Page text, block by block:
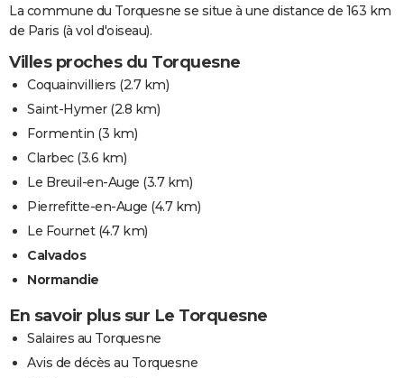
La commune du Torquesne se situe à une distance de 163 km
de Paris (à vol d'oiseau).
Villes proches du Torquesne
Coquainvilliers (2.7 km)
Saint-Hymer(2.8 km)
Formentin (3 km)
Clarbec(3.6 km)
Le Breuil-en-Auge (3.7 km)
Pierrefitte-en-Auge (4.7 km)
Le Fournet(4.7 km)
Calvados
Normandie
En savoir plus sur Le Torquesne
Salaires au Torquesne
Avis de décès au Torquesne